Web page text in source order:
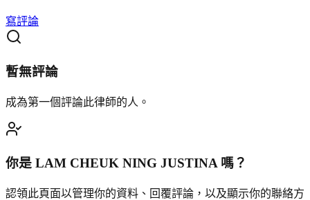
寫評論
暫無評論
成為第一個評論此律師的人。
你是 LAM CHEUK NING JUSTINA嗎？
認領此頁面以管理你的資料、回覆評論，以及顯示你的聯絡方